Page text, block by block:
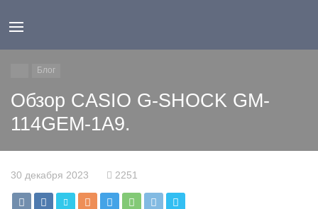
Блог
Обзор CASIO G-SHOCK GM-
114GEM-1A9.
30 декабря 2023 2251